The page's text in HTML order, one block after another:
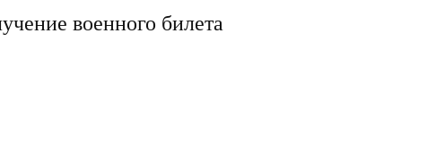
военного билета